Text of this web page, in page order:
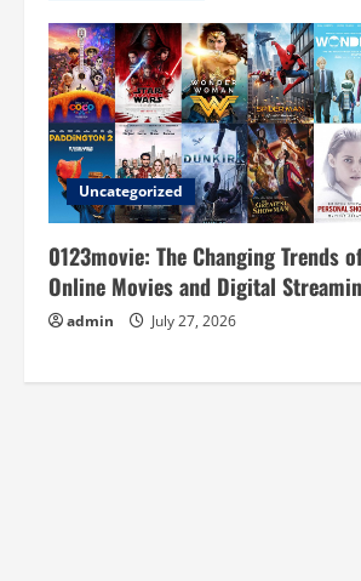
a
v
i
g
a
t
o
Uncategorized
0123movie: The Changing Trends
Online Movies and Digital
admin July 27, 2026